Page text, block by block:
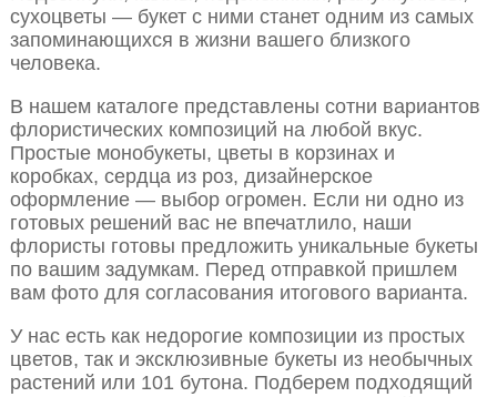
сухоцветы — букет с ними станет одним из самых
запоминающихся в жизни вашего близкого
человека.
В нашем каталоге представлены сотни вариантов
флористических композиций на любой вкус.
Простые монобукеты, цветы в корзинах и
коробках, сердца из роз, дизайнерское
оформление — выбор огромен. Если ни одно из
готовых решений вас не впечатлило, наши
флористы готовы предложить уникальные букеты
по вашим задумкам. Перед отправкой пришлем
вам фото для согласования итогового варианта.
У нас есть как недорогие композиции из простых
цветов, так и эксклюзивные букеты из необычных
растений или 101 бутона. Подберем подходящий